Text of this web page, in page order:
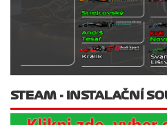
STEAM - INSTALAČNÍ